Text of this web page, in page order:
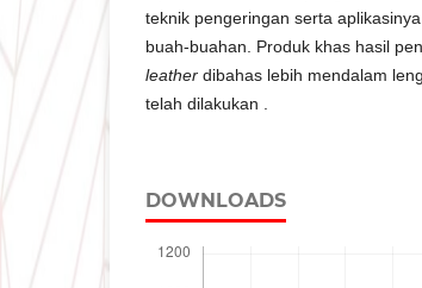
teknik pengeringan serta
buah-buahan. Produk khas hasil
leather dibahas lebih mendalam
telah dilakukan .
DOWNLOADS